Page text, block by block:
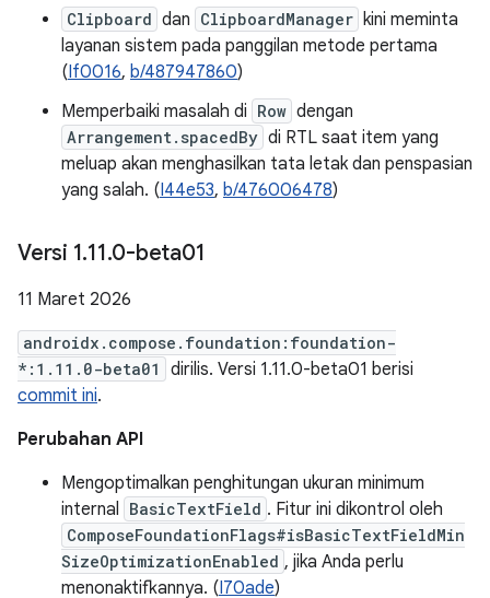
Clipboard dan ClipboardManager kini meminta
layanan sistem pada panggilan metode pertama
(If0016, b/487947860)
Memperbaiki masalah di Row dengan
Arrangement.spacedBy di RTL saat item yang
meluap akan menghasilkan tata letak dan penspasian
yang salah. (I44e53, b/476006478)
Versi 1.11.0-beta01
11 Maret 2026
androidx.compose.foundation:foundation-
*:1.11.0-beta01
dirilis. Versi 1.11.0-beta01 berisi
commit ini.
Perubahan API
Mengoptimalkan penghitungan ukuran minimum
internal BasicTextField . Fitur ini dikontrol oleh
ComposeFoundationFlags#isBasicTextFieldMin
SizeOptimizationEnabled , jika Anda perlu
menonaktifkannya. (I70ade)